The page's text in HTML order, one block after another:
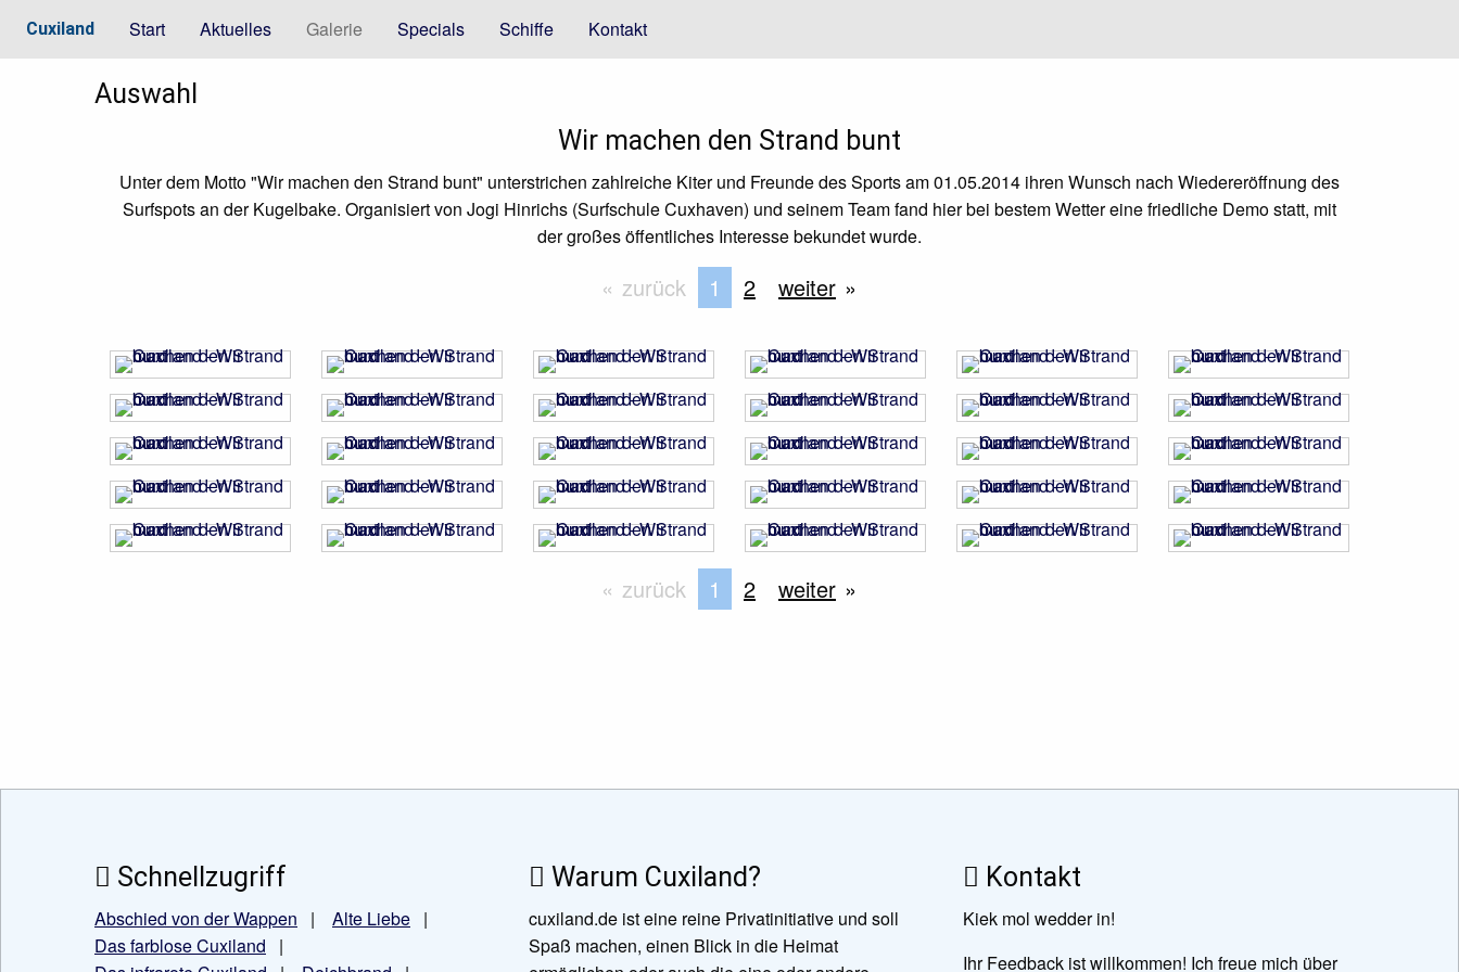
Cuxiland Start Aktuelles Galerie Specials Schiffe Kontakt
Auswahl
Wir machen den Strand bunt
Unter dem Motto "Wir machen den Strand bunt" unterstrichen zahlreiche Kiter und Freunde des Sports am 01.05.2014 ihren Wunsch nach Wiedereröffnung des
Surfspots an der Kugelbake. Organisiert von Jogi Hinrichs (Surfschule Cuxhaven) und seinem Team fand hier bei bestem Wetter eine friedliche Demo statt, mit
der großes öffentliches Interesse bekundet wurde.
zurück Sie befinden sich auf Seite
1 2 weiter
zurück Sie befinden sich auf Seite
1 2 weiter
Schnellzugriff
Abschied von der Wappen | Alte Liebe |
Das farblose Cuxiland |
Warum Cuxiland?
cuxiland.de ist eine reine Privatinitiative und soll
Spaß machen, einen Blick in die Heimat
Kontakt
Kiek mol wedder in!
Ihr Feedback ist willkommen! Ich freue mich über